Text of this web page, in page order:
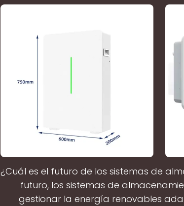
¿Cuál es el futuro de los sistemas de
futuro, los sistemas de
gestionar la energía renovables